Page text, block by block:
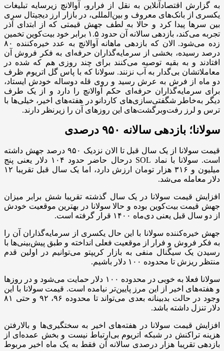
به گزارش اقتصادآنلاین به نقل از فرارو، آوالانچ زیرسایه تبلیغات
یکسری از بانک‌های معروف و بین‌المللی، در بازار ارز دیجیتال سری
بین سرها پیدا کرد و حالا به لطف جهش قیمتی که از ابتدای آذر
تجربه می‌کند، بازدهی سالانه آن حدود ۱.۵ برابر خود بیت‌کوین تخمین
زده می‌شود. الان که بازدهی ماهانه آوالانچ به عدد خیره‌کننده ۸۰
درصد رسیده، بخشی از سرمایه‌گذاران حرفه‌ای به فکر فروش آن
افتادند و به بقیه توصیه می‌کنند برای چند روزی هم که شده در
معاملاتشان بی‌گدار به آب نزنند. سولانا که با پاس گل اتریوم ظرف
دو ماه از فرش به عرش رسید و روی قله دوساله خودش ایستاد،
برای سرمایه‌گذاران حرفه‌ای حکم آوالانچ را دارد و از یک طرف
دیگر به‌خاطر شگفتی‌سازی‌های کاردانو در هفته‌های اخیر، خیلی‌ها با
ترس و لرز رفت‌وبرگشت‌های این روزهای آن را زیرنظر دارند.
سولانا؛ بازدهی سالانه ۹۵۰ درصدی
قیمت سولانا از یک سال قبل تا الان نزدیک ۹۵۰ درصد جهش داشته
است. سولانا با نماد SOL درحال حاضر حدود ۱۰۴ دلار یعنی پنج
میلیون و ۳۱۶ هزار تومان ارزش دارد، اما یک سال قبل تقریبا ۱۲
دلار معامله می‌شد.
افزایش قیمت سولانا در یک سال گذشته تقریبا شش برابر میزان
جهش قیمت بیت‌کوین بوده و حالا سولانا در بهترین موقعیت خودش
از دو سال قبل یعنی دی‌ماه ۱۴۰۰ قرار گرفته است.
جهش خیره‌کننده سولانا با این حال یکسری از سرمایه‌گذاران آن را
به فکر فروش و فرار از موقعیت فعلی انداخته و طبق پیش‌بینی‌ها با
رسیدن یک سیگنال منفی به بازار کریپتو می‌توانیم در اولین قدم
منتظر ریزش تا محدوده ۱۰۰ دلار باشیم.
سولانا فعلا به خوبی در محدوده ۱۰۰ دلار حمایت می‌شود و در روزها
و هفته‌های اخیر از این مرز پایین‌تر نیامده است. قیمت سولانا با این
وجود در حالت بدبینانه بعدی می‌تواند تا محدوده ۹۶، ۹۲ و حتی ۸۱
دلار تنزل داشته باشد.
افزایش قیمت سولانا در هفته‌های اخیر به سختگیری‌ها و بالارفتن
هزینه تراکنش در شبکه اتریوم بی‌ارتباط نیست و بخش عمده‌ای از
بازدهی تقریبا هزار درصدی سالانه آن فقط به یک ماه اخیر مربوط